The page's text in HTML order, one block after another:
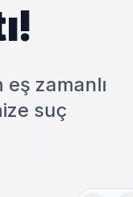
zamanlı
suç